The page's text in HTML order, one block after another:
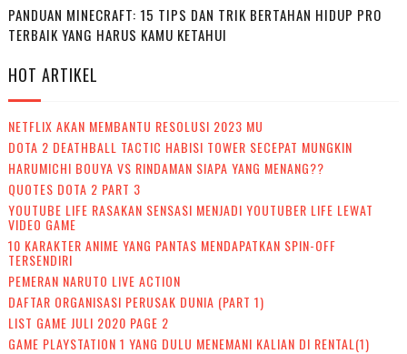
PANDUAN MINECRAFT: 15 TIPS DAN TRIK BERTAHAN HIDUP PRO
TERBAIK YANG HARUS KAMU KETAHUI
HOT ARTIKEL
NETFLIX AKAN MEMBANTU RESOLUSI 2023 MU
DOTA 2 DEATHBALL TACTIC HABISI TOWER SECEPAT MUNGKIN
HARUMICHI BOUYA VS RINDAMAN SIAPA YANG MENANG??
QUOTES DOTA 2 PART 3
YOUTUBE LIFE RASAKAN SENSASI MENJADI YOUTUBER LIFE LEWAT
VIDEO GAME
10 KARAKTER ANIME YANG PANTAS MENDAPATKAN SPIN-OFF
TERSENDIRI
PEMERAN NARUTO LIVE ACTION
DAFTAR ORGANISASI PERUSAK DUNIA (PART 1)
LIST GAME JULI 2020 PAGE 2
GAME PLAYSTATION 1 YANG DULU MENEMANI KALIAN DI RENTAL(1)